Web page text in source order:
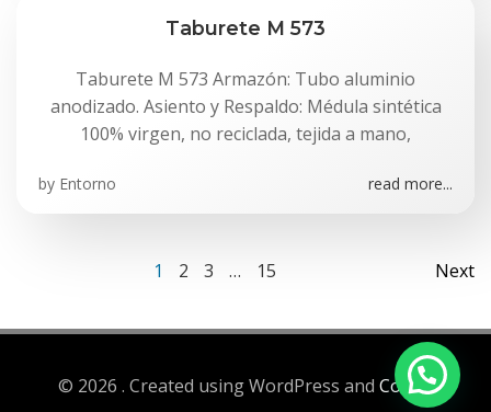
Taburete M 573
Taburete M 573 Armazón: Tubo aluminio
anodizado. Asiento y Respaldo: Médula sintética
100% virgen, no reciclada, tejida a mano,
by Entorno read more...
Navegación
por
las
Página
1 Página
2 Página
3 … Página
15
las
Next
© 2026 . Created using WordPress and Colibri